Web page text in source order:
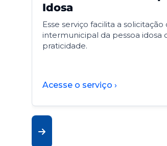
Idosa
Esse serviço facilita a solicitação
intermunicipal da pessoa idosa
praticidade.
Acesse o serviço ›